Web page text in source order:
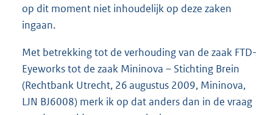
op dit moment niet inhoudelijk op deze zaken
ingaan.
Met betrekking tot de verhouding van de zaak FTD-
Eyeworks tot de zaak Mininova – Stichting Brein
(Rechtbank Utrecht, 26 augustus 2009, Mininova,
LJN BJ6008) merk ik op dat anders dan in de vraag